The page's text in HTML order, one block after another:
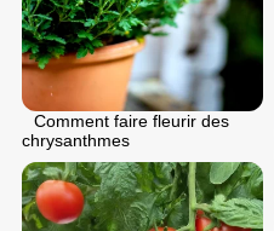
Comment faire fleurir des
chrysanthmes